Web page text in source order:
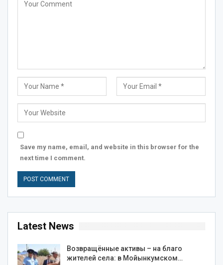
Save my name, email, and website in this browser for the
next time I comment.
Latest News
Возвращённые активы – на благо
жителей села: в Мойынкумском…